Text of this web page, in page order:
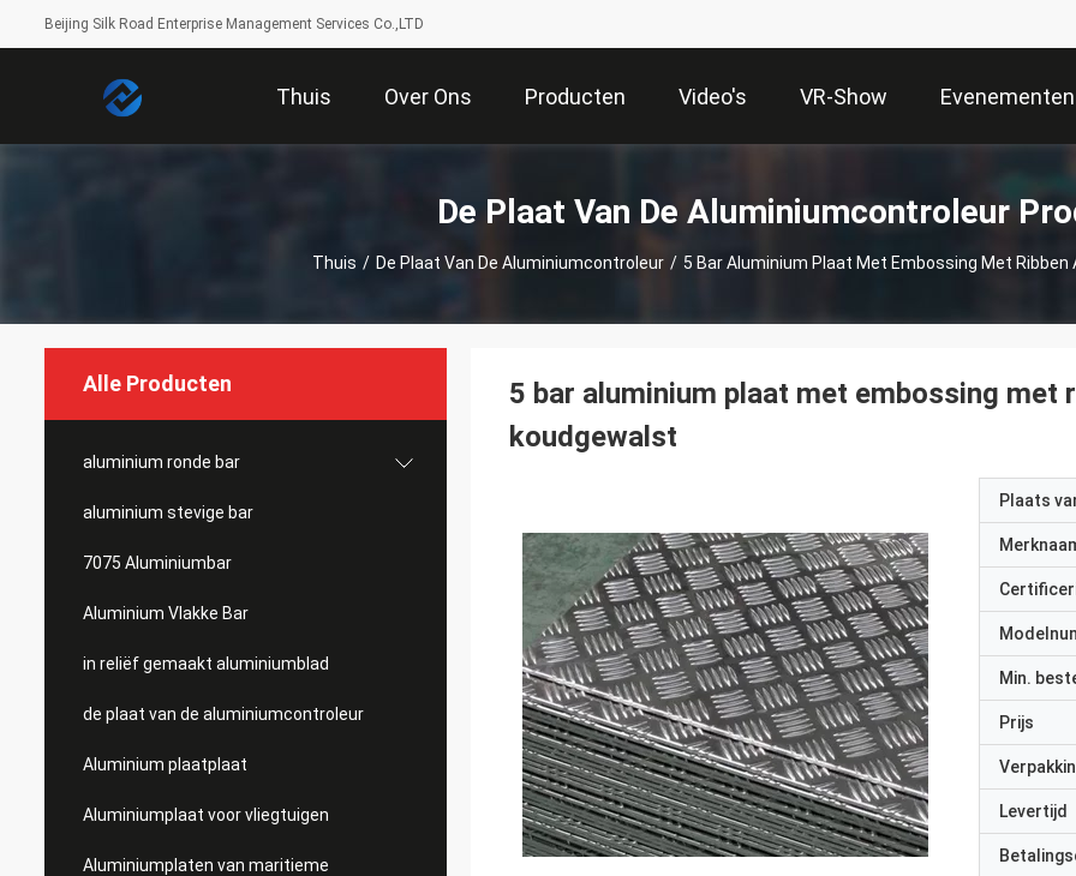
Beijing Silk Road Enterprise Management Services Co.,LTD
Thuis Over Ons Producten Video's VR-Show Evenementen
De Plaat Van De Aluminiumcontroleur
Thuis / De Plaat Van De Aluminiumcontroleur / 5 Bar Aluminium Plaat Met Embossing Met
Alle Producten
aluminium ronde bar
aluminium stevige bar
7075 Aluminiumbar
Aluminium Vlakke Bar
in reliëf gemaakt aluminiumblad
de plaat van de aluminiumcontroleur
Aluminium plaatplaat
Aluminiumplaat voor vliegtuigen
Aluminiumplaten van maritieme
5 bar aluminium plaat met embossing met
koudgewalst
Plaats
Min.
Prijs
Levertijd